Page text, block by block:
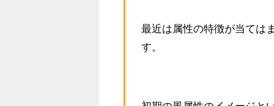
最近は属性の特徴が当ては
す。